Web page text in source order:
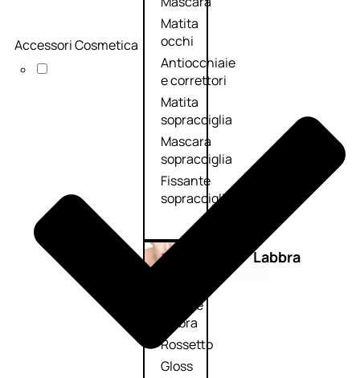
Matita
occhi
Antiocchiaie
e correttori
Matita
sopracciglia
Mascara
sopracciglia
Fissante
sopracciglia
Labbra
Palette
labbra
Rossetto
Gloss
Accessori Cosmetica